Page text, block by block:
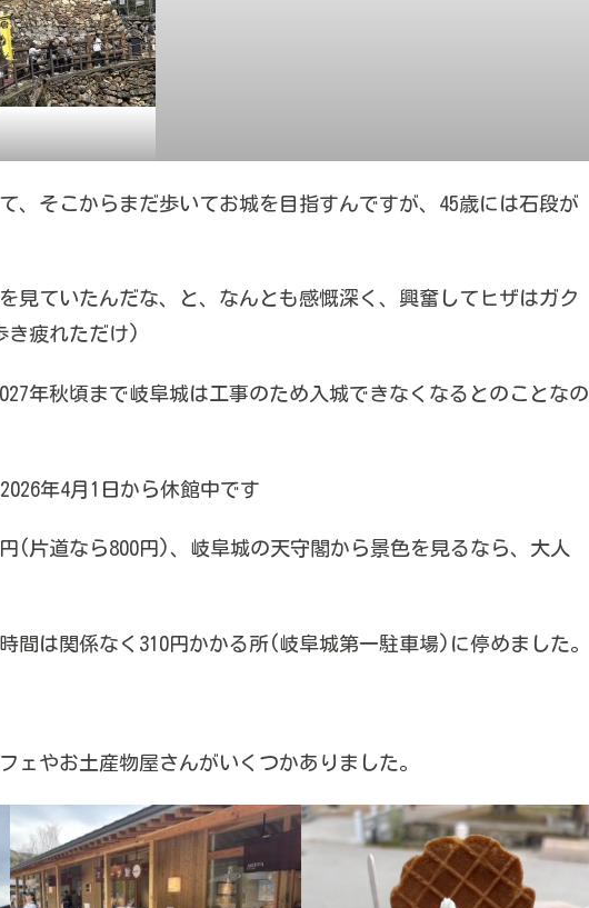
、そこからまだ歩いてお城を目指すんですが、45歳には石段が
見ていたんだな、と、なんとも感慨深く、興奮してヒザはガク
き疲れただけ)
年秋頃まで岐阜城は工事のため入城できなくなるとのことなの
年4月1日から休館中です
(片道なら800円)、岐阜城の天守閣から景色を見るなら、大人
間は関係なく310円かかる所(岐阜城第一駐車場)に停めました。
ェやお土産物屋さんがいくつかありました。